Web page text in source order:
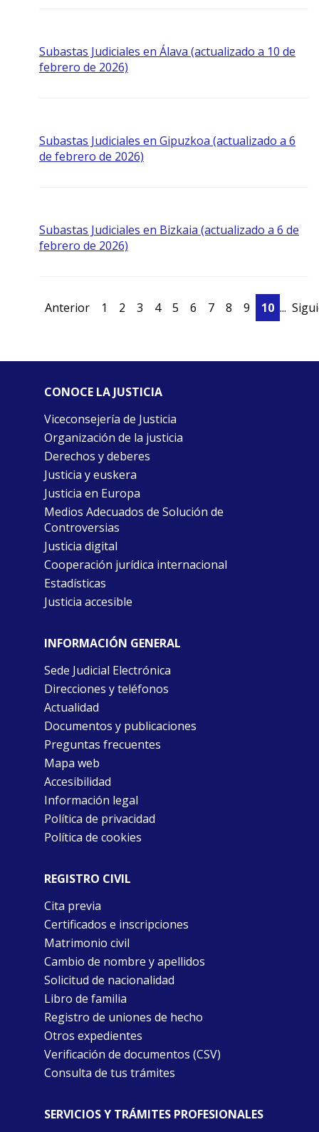
Subastas Judiciales en Álava (actualizado a 10 de
febrero de 2026)
Subastas Judiciales en Gipuzkoa (actualizado a 6
de febrero de 2026)
Subastas Judiciales en Bizkaia (actualizado a 6 de
febrero de 2026)
Anterior 1 2 3 4 5 6 7 8 9 10 ...
CONOCE LA JUSTICIA
Viceconsejería de Justicia
Organización de la justicia
Derechos y deberes
Justicia y euskera
Justicia en Europa
Medios Adecuados de Solución de
Controversias
Justicia digital
Cooperación jurídica internacional
Estadísticas
Justicia accesible
INFORMACIÓN GENERAL
Sede Judicial Electrónica
Direcciones y teléfonos
Actualidad
Documentos y publicaciones
Preguntas frecuentes
Mapa web
Accesibilidad
Información legal
Política de privacidad
Política de cookies
REGISTRO CIVIL
Cita previa
Certificados e inscripciones
Matrimonio civil
Cambio de nombre y apellidos
Solicitud de nacionalidad
Libro de familia
Registro de uniones de hecho
Otros expedientes
Verificación de documentos (CSV)
Consulta de tus trámites
SERVICIOS Y TRÁMITES PROFESIONALES